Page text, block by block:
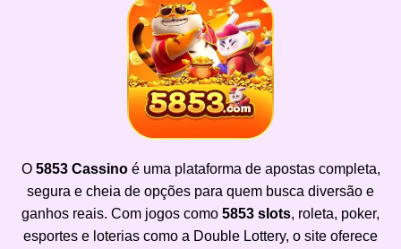
O 5853 Cassinoé uma plataforma de apostas completa,
segura e cheia de opções para quem busca diversão e
ganhos reais. Com jogos como 5853 slots, roleta, poker,
esportes e loterias como a Double Lottery, o site oferece